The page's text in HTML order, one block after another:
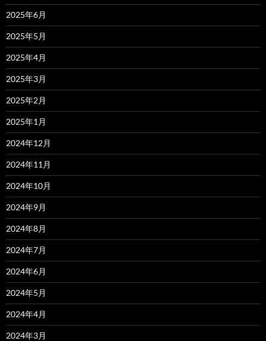
2025年6月
2025年5月
2025年4月
2025年3月
2025年2月
2025年1月
2024年12月
2024年11月
2024年10月
2024年9月
2024年8月
2024年7月
2024年6月
2024年5月
2024年4月
2024年3月